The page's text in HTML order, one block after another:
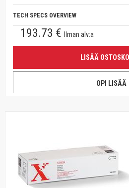
TECH SPECS OVERVIEW
193.73 € Ilman alv:a
LISÄÄ
OPI LISÄÄ